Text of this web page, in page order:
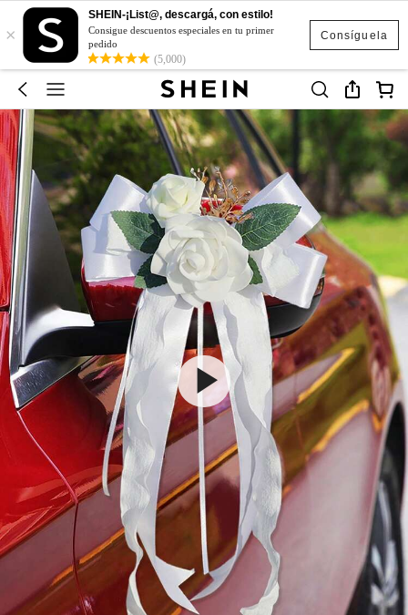
Consíguela
×
SHEIN-¡List@, descargá, con estilo!
Consigue descuentos especiales en tu primer
pedido
(5,000)